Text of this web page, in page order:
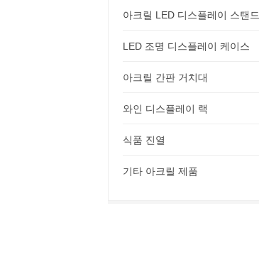
아크릴 LED 디스플레이 스탠드
LED 조명 디스플레이 케이스
아크릴 간판 거치대
와인 디스플레이 랙
식품 진열
기타 아크릴 제품